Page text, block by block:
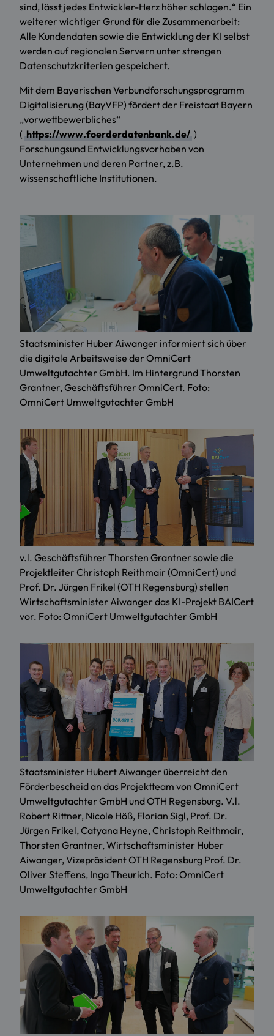
sind, lässt jedes Entwickler-Herz höher schlagen.“ Ein
weiterer wichtiger Grund für die Zusammenarbeit:
Alle Kundendaten sowie die Entwicklung der KI selbst
werden auf regionalen Servern unter strengen
Datenschutzkriterien gespeichert.
Mit dem Bayerischen Verbundforschungsprogramm
Digitalisierung (BayVFP) fördert der Freistaat Bayern
„vorwettbewerbliches“
( https://www.foerderdatenbank.de/ )
Forschungsund Entwicklungsvorhaben von
Unternehmen und deren Partner, z.B.
wissenschaftliche Institutionen.
Staatsminister Huber Aiwanger informiert sich über
die digitale Arbeitsweise der OmniCert
Umweltgutachter GmbH. Im Hintergrund Thorsten
Grantner, Geschäftsführer OmniCert. Foto:
OmniCert Umweltgutachter GmbH
v.l. Geschäftsführer Thorsten Grantner sowie die
Projektleiter Christoph Reithmair (OmniCert) und
Prof. Dr. Jürgen Frikel (OTH Regensburg) stellen
Wirtschaftsminister Aiwanger das KI-Projekt BAICert
vor. Foto: OmniCert Umweltgutachter GmbH
Staatsminister Hubert Aiwanger überreicht den
Förderbescheid an das Projektteam von OmniCert
Umweltgutachter GmbH und OTH Regensburg. V.l.
Robert Rittner, Nicole Höß, Florian Sigl, Prof. Dr.
Jürgen Frikel, Catyana Heyne, Christoph Reithmair,
Thorsten Grantner, Wirtschaftsminister Huber
Aiwanger, Vizepräsident OTH Regensburg Prof. Dr.
Oliver Steffens, Inga Theurich. Foto: OmniCert
Umweltgutachter GmbH